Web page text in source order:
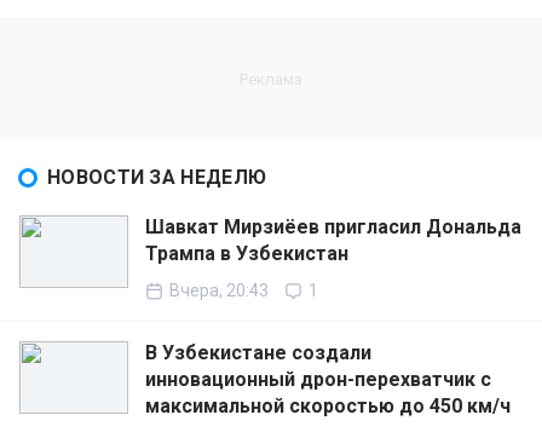
НОВОСТИ ЗА НЕДЕЛЮ
Шавкат Мирзиёев пригласил Дональда
Трампа в Узбекистан
Вчера, 20:43 1
В Узбекистане создали
инновационный дрон-перехватчик с
максимальной скоростью до 450 км/ч